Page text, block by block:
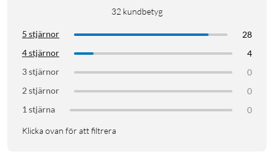
Philips Hue Philips Hue-startpaket
Philips RGB-ljuskällor Smarta hem Zigbee
32 kundbetyg
5 stjärnor
28
4 stjärnor
4
3 stjärnor
0
2 stjärnor
0
1 stjärna
0
Klicka ovan för att filtrera